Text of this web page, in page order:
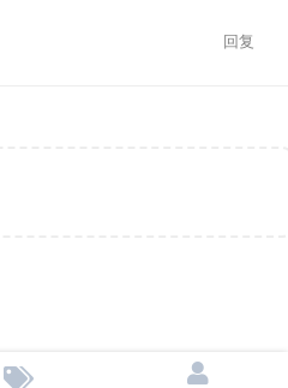
回复